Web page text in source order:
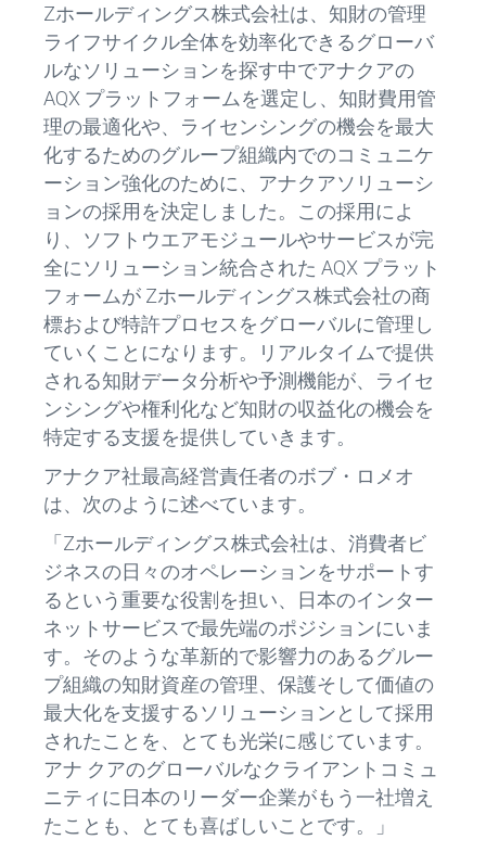
Zホールディングス株式会社は、知財の管理
ライフサイクル全体を効率化できるグローバ
ルなソリューションを探す中でアナクアの
AQX プラットフォームを選定し、知財費用管
理の最適化や、ライセンシングの機会を最大
化するためのグループ組織内でのコミュニケ
ーション強化のために、アナクアソリューシ
ョンの採用を決定しました。この採用によ
り、ソフトウエアモジュールやサービスが完
全にソリューション統合された AQX プラット
フォームが Zホールディングス株式会社の商
標および特許プロセスをグローバルに管理し
ていくことになります。リアルタイムで提供
される知財データ分析や予測機能が、ライセ
ンシングや権利化など知財の収益化の機会を
特定する支援を提供していきます。
アナクア社最高経営責任者のボブ・ロメオ
は、次のように述べています。
「Zホールディングス株式会社は、消費者ビ
ジネスの日々のオペレーションをサポートす
るという重要な役割を担い、日本のインター
ネットサービスで最先端のポジションにいま
す。そのような革新的で影響力のあるグルー
プ組織の知財資産の管理、保護そして価値の
最大化を支援するソリューションとして採用
されたことを、とても光栄に感じています。
アナ クアのグローバルなクライアントコミュ
ニティに日本のリーダー企業がもう一社増え
たことも、とても喜ばしいことです。」